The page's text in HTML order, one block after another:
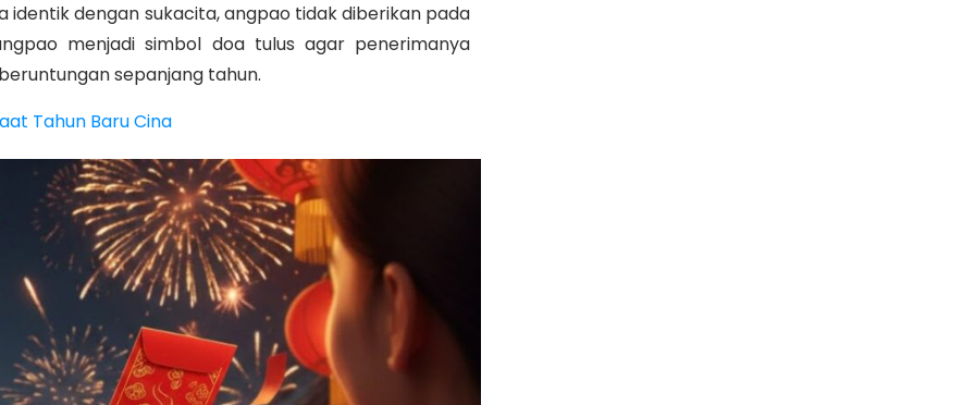
dengan sukacita, angpao tidak diberikan pada
menjadi simbol doa tulus agar penerimanya
sepanjang tahun.
Tahun Baru Cina